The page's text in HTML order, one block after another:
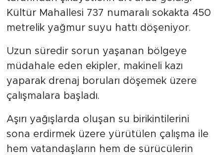
Kültür Mahallesi 737 numaralı sokakta 450
metrelik yağmur suyu hattı döşeniyor.
Uzun süredir sorun yaşanan bölgeye
müdahale eden ekipler, makineli kazı
yaparak drenaj boruları döşemek üzere
çalışmalara başladı.
Aşırı yağışlarda oluşan su birikintilerini
sona erdirmek üzere yürütülen çalışma ile
hem vatandaşların hem de sürücülerin